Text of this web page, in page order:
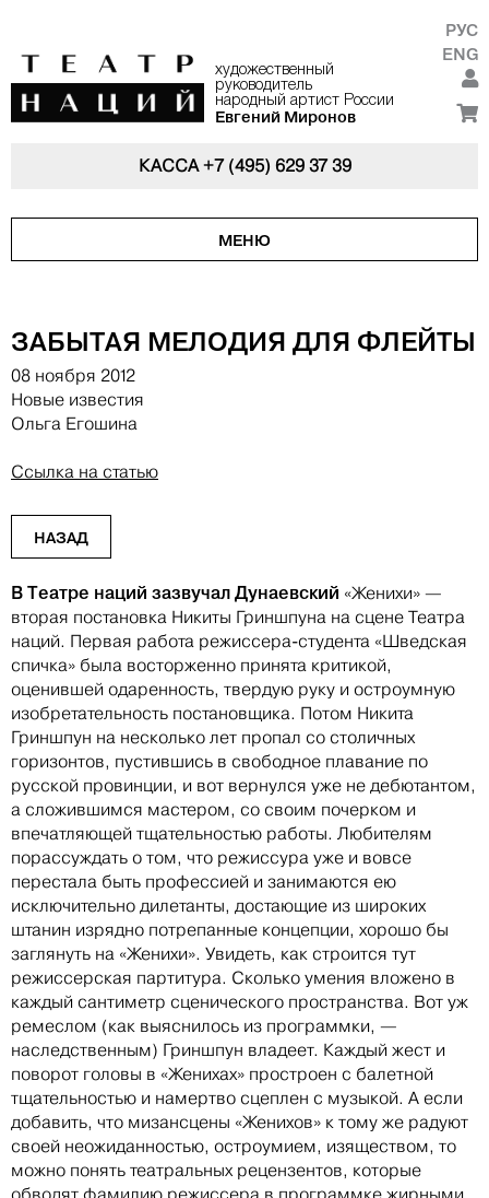
художественный
руководитель
народный артист России
Евгений Миронов
РУС
ENG
КАССА+7 (495) 629 37 39
МЕНЮ
ЗАБЫТАЯ МЕЛОДИЯ ДЛЯ ФЛЕЙТЫ
08 ноября 2012
Новые известия
Ольга Егошина
Ссылка на статью
НАЗАД
В Театре наций зазвучал Дунаевский «Женихи» —
вторая постановка Никиты Гриншпуна на сцене Театра
наций. Первая работа режиссера-студента «Шведская
спичка» была восторженно принята критикой,
оценившей одаренность, твердую руку и остроумную
изобретательность постановщика. Потом Никита
Гриншпун на несколько лет пропал со столичных
горизонтов, пустившись в свободное плавание по
русской провинции, и вот вернулся уже не дебютантом,
а сложившимся мастером, со своим почерком и
впечатляющей тщательностью работы. Любителям
порассуждать о том, что режиссура уже и вовсе
перестала быть профессией и занимаются ею
исключительно дилетанты, достающие из широких
штанин изрядно потрепанные концепции, хорошо бы
заглянуть на «Женихи». Увидеть, как строится тут
режиссерская партитура. Сколько умения вложено в
каждый сантиметр сценического пространства. Вот уж
ремеслом (как выяснилось из программки, —
наследственным) Гриншпун владеет. Каждый жест и
поворот головы в «Женихах» простроен с балетной
тщательностью и намертво сцеплен с музыкой. А если
добавить, что мизансцены «Женихов» к тому же радуют
своей неожиданностью, остроумием, изяществом, то
можно понять театральных рецензентов, которые